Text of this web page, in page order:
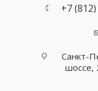
+7
Санкт-
шоссе,